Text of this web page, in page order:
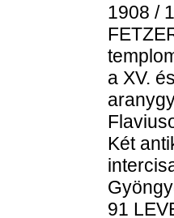
1908 /
a XV.
Két
91